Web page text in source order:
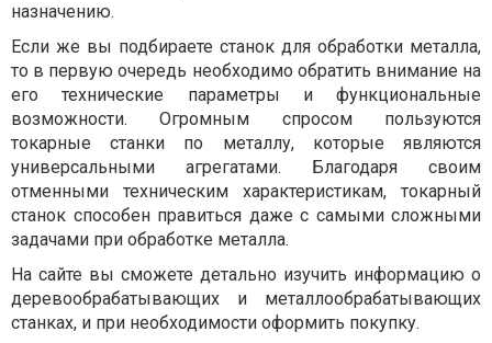
назначению.
Если же вы подбираете станок для обработки металла,
то в первую очередь необходимо обратить внимание на
его технические параметры и функциональные
возможности. Огромным спросом пользуются
токарные станки по металлу, которые являются
универсальными агрегатами. Благодаря своим
отменными техническим характеристикам, токарный
станок способен правиться даже с самыми сложными
задачами при обработке металла.
На сайте вы сможете детально изучить информацию о
деревообрабатывающих и металлообрабатывающих
станках, и при необходимости оформить покупку.